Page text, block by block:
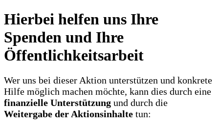
Hierbei helfen uns Ihre
Spenden und Ihre
Öffentlichkeitsarbeit
Wer uns bei dieser Aktion unterstützen und konkrete
Hilfe möglich machen möchte, kann dies durch eine
finanzielle Unterstützung und durch die
Weitergabe der Aktionsinhalte tun: